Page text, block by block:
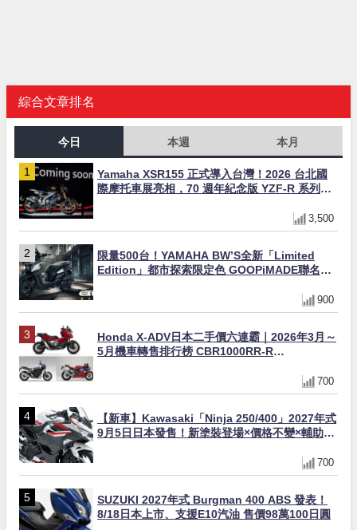
綜合文章排名
今日 本週 本月
Yamaha XSR155 正式導入台灣！2026 台北國
際摩托車展亮相，70 週年紀念版 YZF-R 系列限
3,500
限量500台！YAMAHA BW’S全新「Limited
Edition」都市探索限定色 GOOPiMADE聯名包
900
Honda X-ADV日本二手價六連霸｜2026年3月～
5月機車轉售排行榜 CBR1000RR-R
700
【新車】Kawasaki「Ninja 250/400」2027年式
9月5日日本發售！新塗裝登場×價格不變×輔助滑
700
SUZUKI 2027年式 Burgman 400 ABS 發表！
8/18日本上市、支援E10汽油 售價98萬100日圓